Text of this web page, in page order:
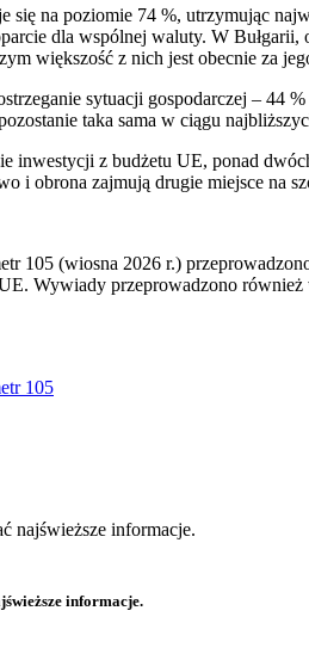
się na poziomie 74 %, utrzymując
dla wspólnej waluty. W Bułgarii,
większość z nich jest obecnie za
sytuacji gospodarczej –
taka sama w ciągu
inwestycji z budżetu UE, ponad
i obrona zajmują drugie miejsce na
105 (wiosna 2026 r.)
Wywiady przeprowadzono
105
najświeższe informacje.
informacje.